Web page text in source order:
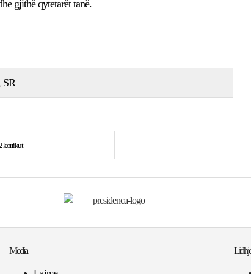
gjithë qytetarët tanë.
SR
korrikut
Media